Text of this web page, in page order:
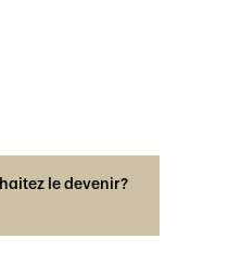
le devenir?